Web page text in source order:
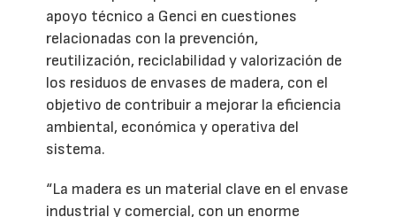
apoyo técnico a Genci en cuestiones
relacionadas con la prevención,
reutilización, reciclabilidad y valorización de
los residuos de envases de madera, con el
objetivo de contribuir a mejorar la eficiencia
ambiental, económica y operativa del
sistema.
“La madera es un material clave en el envase
industrial y comercial, con un enorme